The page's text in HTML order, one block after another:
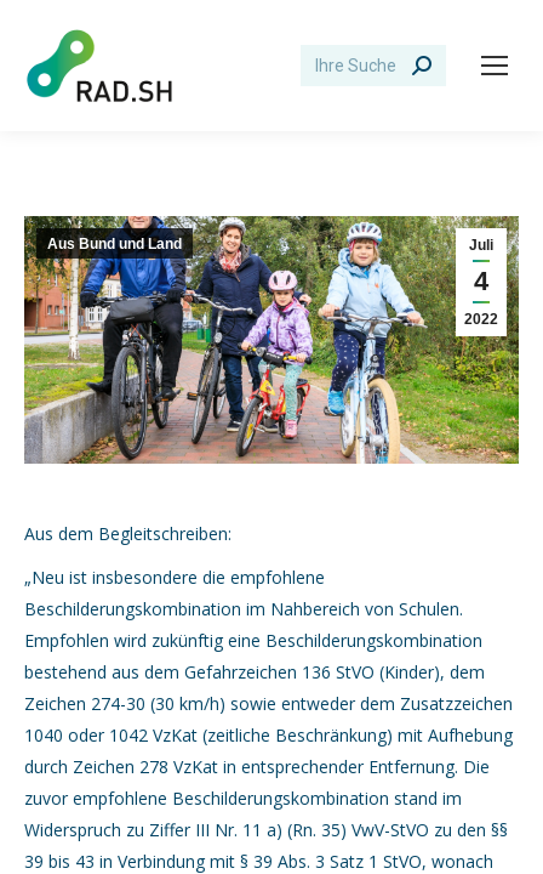
Search:
Juli
4
2022
Aus Bund und Land
Aus dem Begleitschreiben:
„Neu ist insbesondere die empfohlene
Beschilderungskombination im Nahbereich von Schulen.
Empfohlen wird zukünftig eine Beschilderungskombination
bestehend aus dem Gefahrzeichen 136 StVO (Kinder), dem
Zeichen 274-30 (30 km/h) sowie entweder dem Zusatzzeichen
1040 oder 1042 VzKat (zeitliche Beschränkung) mit Aufhebung
durch Zeichen 278 VzKat in entsprechender Entfernung. Die
zuvor empfohlene Beschilderungskombination stand im
Widerspruch zu Ziffer III Nr. 11 a) (Rn. 35) VwV-StVO zu den §§
39 bis 43 in Verbindung mit § 39 Abs. 3 Satz 1 StVO, wonach